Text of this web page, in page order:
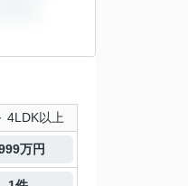
4LDK以上
万円